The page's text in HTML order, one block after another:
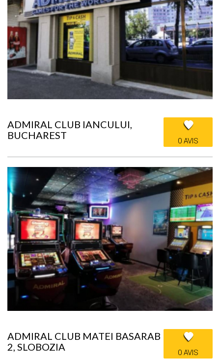
ADMIRAL CLUB IANCULUI,
BUCHAREST
0 AVIS
ADMIRAL CLUB MATEI BASARAB
2, SLOBOZIA
0 AVIS